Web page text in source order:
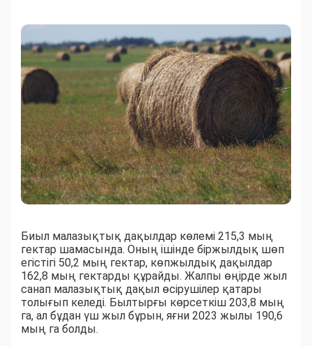
Биыл малазықтық дақылдар көлемі 215,3 мың
гектар шамасында. Оның ішінде біржылдық шөп
егістігі 50,2 мың гектар, көпжылдық дақылдар
162,8 мың гектарды құрайды. Жалпы өңірде жыл
санап малазықтық дақыл өсірушілер қатары
толығып келеді. Былтырғы көрсеткіш 203,8 мың
га, ал бұдан үш жыл бұрын, яғни 2023 жылы 190,6
мың га болды.